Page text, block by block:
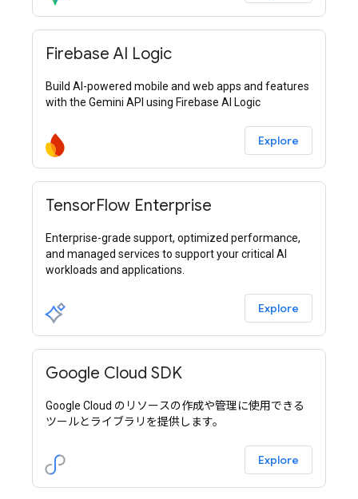
Firebase AI Logic
Build AI-powered mobile and web apps and features
with the Gemini API using Firebase AI Logic
Explore
TensorFlow Enterprise
Enterprise-grade support, optimized performance,
and managed services to support your critical AI
workloads and applications.
Explore
Google Cloud SDK
Google Cloud のリソースの作成や管理に使用できる
ツールとライブラリを提供します。
Explore